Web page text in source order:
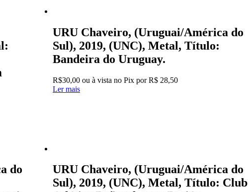
URU Chaveiro, (Uruguai/América do
Sul), 2019, (UNC), Metal, Título:
Bandeira do Uruguay.
R$30,00 ou à vista no Pix porR$ 28,50
Ler mais
do
URU Chaveiro, (Uruguai/América do
Sul), 2019, (UNC), Metal, Título: Club